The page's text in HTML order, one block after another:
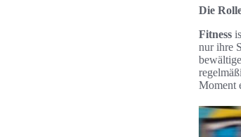
Die
Fitness
nur ihre
Moment